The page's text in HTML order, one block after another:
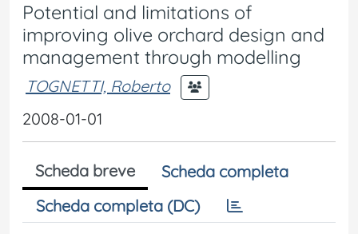
Potential and limitations of
improving olive orchard design and
management through modelling
TOGNETTI, Roberto
2008-01-01
Scheda breve
Scheda completa
Scheda completa (DC)